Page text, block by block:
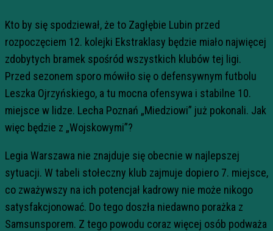
Kto by się spodziewał, że to Zagłębie Lubin przed
rozpoczęciem 12. kolejki Ekstraklasy będzie miało najwięcej
zdobytych bramek spośród wszystkich klubów tej ligi.
Przed sezonem sporo mówiło się o defensywnym futbolu
Leszka Ojrzyńskiego, a tu mocna ofensywa i stabilne 10.
miejsce w lidze. Lecha Poznań „Miedziowi” już pokonali. Jak
więc będzie z „Wojskowymi”?
Legia Warszawa nie znajduje się obecnie w najlepszej
sytuacji. W tabeli stołeczny klub zajmuje dopiero 7. miejsce,
co zważywszy na ich potencjał kadrowy nie może nikogo
satysfakcjonować. Do tego doszła niedawno porażka z
Samsunsporem. Z tego powodu coraz więcej osób podważa